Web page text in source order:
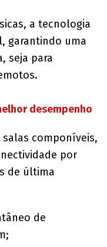
a tecnologia
garantindo uma
seja para
desempenho
componíveis,
por
de última
de